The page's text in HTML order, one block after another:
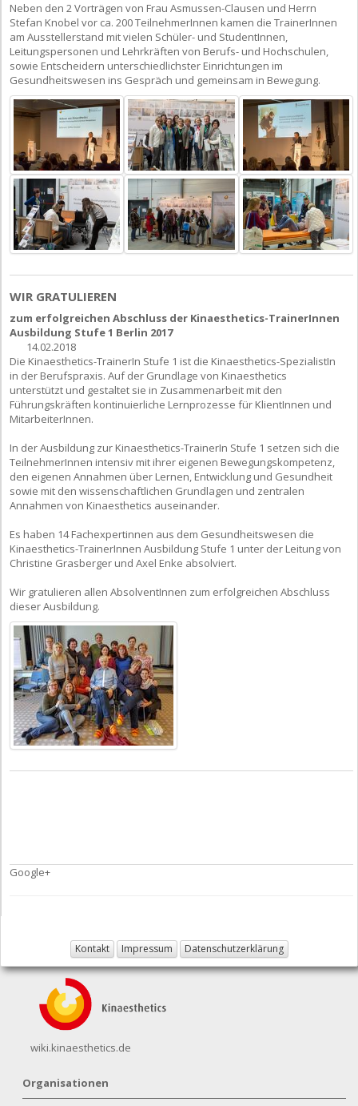
Neben den 2 Vorträgen von Frau Asmussen-Clausen und Herrn
Stefan Knobel vor ca. 200 TeilnehmerInnen kamen die TrainerInnen
am Ausstellerstand mit vielen Schüler- und StudentInnen,
Leitungspersonen und Lehrkräften von Berufs- und Hochschulen,
sowie Entscheidern unterschiedlichster Einrichtungen im
Gesundheitswesen ins Gespräch und gemeinsam in Bewegung.
WIR GRATULIEREN
zum erfolgreichen Abschluss der Kinaesthetics-TrainerInnen
Ausbildung Stufe 1 Berlin 2017
14.02.2018
Die Kinaesthetics-TrainerIn Stufe 1 ist die Kinaesthetics-SpezialistIn
in der Berufspraxis. Auf der Grundlage von Kinaesthetics
unterstützt und gestaltet sie in Zusammenarbeit mit den
Führungskräften kontinuierliche Lernprozesse für KlientInnen und
MitarbeiterInnen.
In der Ausbildung zur Kinaesthetics-TrainerIn Stufe 1 setzen sich die
TeilnehmerInnen intensiv mit ihrer eigenen Bewegungskompetenz,
den eigenen Annahmen über Lernen, Entwicklung und Gesundheit
sowie mit den wissenschaftlichen Grundlagen und zentralen
Annahmen von Kinaesthetics auseinander.
Es haben 14 Fachexpertinnen aus dem Gesundheitswesen die
Kinaesthetics-TrainerInnen Ausbildung Stufe 1 unter der Leitung von
Christine Grasberger und Axel Enke absolviert.
Wir gratulieren allen AbsolventInnen zum erfolgreichen Abschluss
dieser Ausbildung.
Google+
Kontakt Impressum Datenschutzerklärung
wiki.kinaesthetics.de
Organisationen